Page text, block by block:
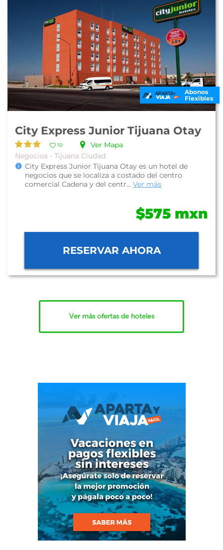
Abonos
Flexibles
City Express Junior Tijuana Otay
10
Ver Mapa
Negocios - Tijuana Ciudad
City Express Junior Tijuana Otay es un hotel de
negocios que se localiza a costado del centro
comercial Cadena y del centr... Ver más
$575 mxn
RESERVAR AHORA
Ver más ofertas de hoteles